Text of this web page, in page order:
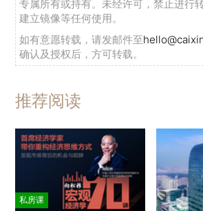
专属所有或持有。未经许可，禁止进行
建立镜像等任何使用。
如有意愿转载，请发邮件至
确认及授权后，方可转载。
推荐阅读
私房课